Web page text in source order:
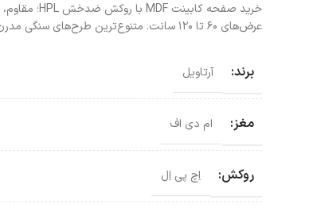
عرض‌های ۶۰ تا ۱۲۰ سانت. متنوع‌ترین طرح‌های سنگی مدرن و چوبی کلاسیک برای آشپزخانه شما.
برند: آرتاویل
مغز: ام دی اف
روکش: اِچ پی اِل